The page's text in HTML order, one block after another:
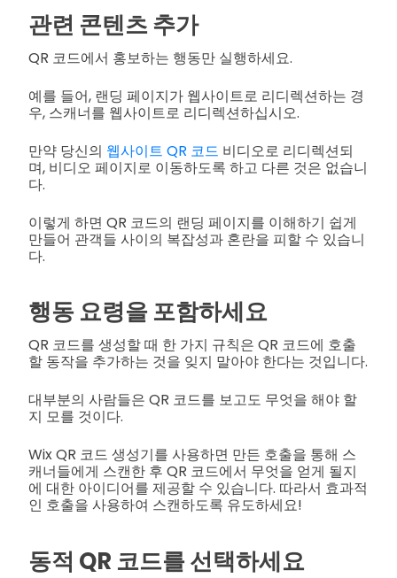
관련 콘텐츠 추가
QR 코드에서 홍보하는 행동만 실행하세요.
예를 들어, 랜딩 페이지가 웹사이트로 리디렉션하는 경
우, 스캐너를 웹사이트로 리디렉션하십시오.
만약 당신의 웹사이트 QR 코드 비디오로 리디렉션되
며, 비디오 페이지로 이동하도록 하고 다른 것은 없습니
다.
이렇게 하면 QR 코드의 랜딩 페이지를 이해하기 쉽게
만들어 관객들 사이의 복잡성과 혼란을 피할 수 있습니
다.
행동 요령을 포함하세요
QR 코드를 생성할 때 한 가지 규칙은 QR 코드에 호출
할 동작을 추가하는 것을 잊지 말아야 한다는 것입니다.
대부분의 사람들은 QR 코드를 보고도 무엇을 해야 할
지 모를 것이다.
Wix QR 코드 생성기를 사용하면 만든 호출을 통해 스
캐너들에게 스캔한 후 QR 코드에서 무엇을 얻게 될지
에 대한 아이디어를 제공할 수 있습니다. 따라서 효과적
인 호출을 사용하여 스캔하도록 유도하세요!
동적 QR 코드를 선택하세요